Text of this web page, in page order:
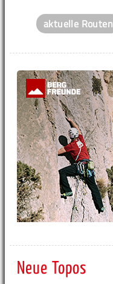
aktuelle Routen
Neue Topos